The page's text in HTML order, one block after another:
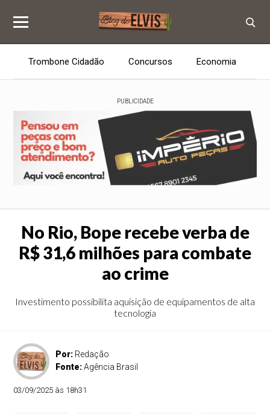
Trombone Cidadão Concursos Economia
PUBLICIDADE
No Rio, Bope recebe verba de
R$ 31,6 milhões para combate
ao crime
Investimento possibilita aquisição de equipamentos de alta
tecnologia
Por: Redação
Fonte:Agência Brasil
03/09/2025 às 18h31